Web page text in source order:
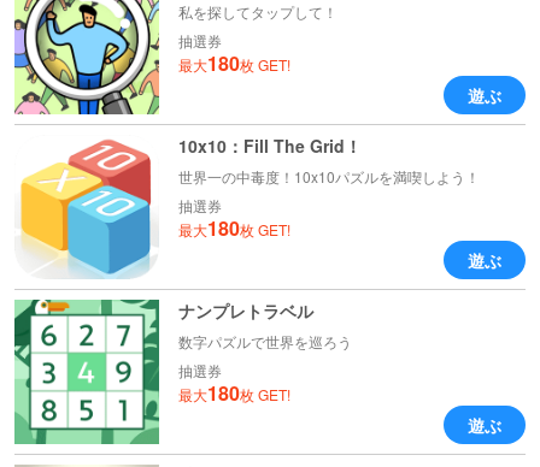
私を探してタップして！
抽選券
最大180枚 GET!
遊ぶ
10x10：Fill The Grid！
世界一の中毒度！10x10パズルを満喫しよう！
抽選券
最大180枚 GET!
遊ぶ
ナンプレトラベル
数字パズルで世界を巡ろう
抽選券
最大180枚 GET!
遊ぶ